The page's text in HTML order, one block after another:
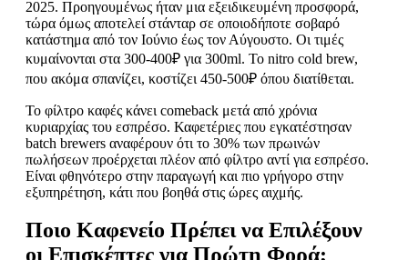
2025. Προηγουμένως ήταν μια εξειδικευμένη προσφορά,
τώρα όμως αποτελεί στάνταρ σε οποιοδήποτε σοβαρό
κατάστημα από τον Ιούνιο έως τον Αύγουστο. Οι τιμές
κυμαίνονται στα 300-400₽ για 300ml. Το nitro cold brew,
που ακόμα σπανίζει, κοστίζει 450-500₽ όπου διατίθεται.
Το φίλτρο καφές κάνει comeback μετά από χρόνια
κυριαρχίας του εσπρέσο. Καφετέριες που εγκατέστησαν
batch brewers αναφέρουν ότι το 30% των πρωινών
πωλήσεων προέρχεται πλέον από φίλτρο αντί για εσπρέσο.
Είναι φθηνότερο στην παραγωγή και πιο γρήγορο στην
εξυπηρέτηση, κάτι που βοηθά στις ώρες αιχμής.
Ποιο Καφενείο Πρέπει να Επιλέξουν
οι Επισκέπτες για Πρώτη Φορά;